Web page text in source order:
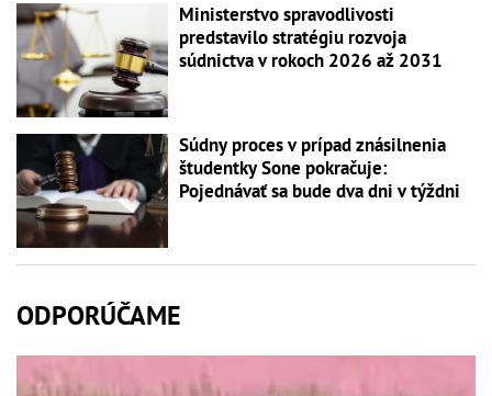
Ministerstvo spravodlivosti
predstavilo stratégiu rozvoja
súdnictva v rokoch 2026 až 2031
Súdny proces v prípad znásilnenia
študentky Sone pokračuje:
Pojednávať sa bude dva dni v týždni
ODPORÚČAME